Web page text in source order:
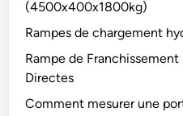
(4500x400x1800kg)
Rampes de chargement
Rampe de
Directes
Comment mesurer une